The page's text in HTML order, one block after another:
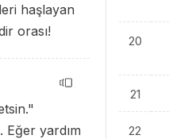
haşlayan
orası!
Eğer yardım
20
21
22